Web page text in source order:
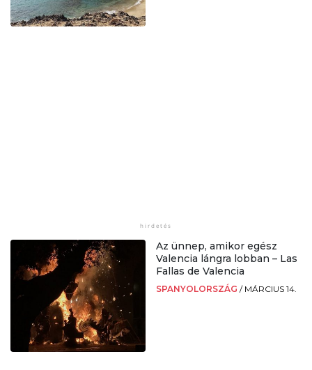
Az ünnep, amikor egész
Valencia lángra lobban – Las
Fallas de Valencia
SPANYOLORSZÁG / MÁRCIUS 14.